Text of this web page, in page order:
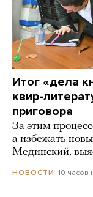
Итог «дела
квир-
приговора
За этим
а избежать
Мединский,
НОВОСТИ 10 часов